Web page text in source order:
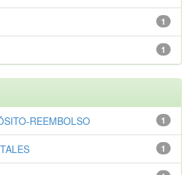
1
1
1
REEMBOLSO
1